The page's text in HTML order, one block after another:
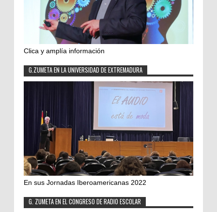
Clica y amplía información
G.ZUMETA EN LA UNIVERSIDAD DE EXTREMADURA
En sus Jornadas Iberoamericanas 2022
G. ZUMETA EN EL CONGRESO DE RADIO ESCOLAR